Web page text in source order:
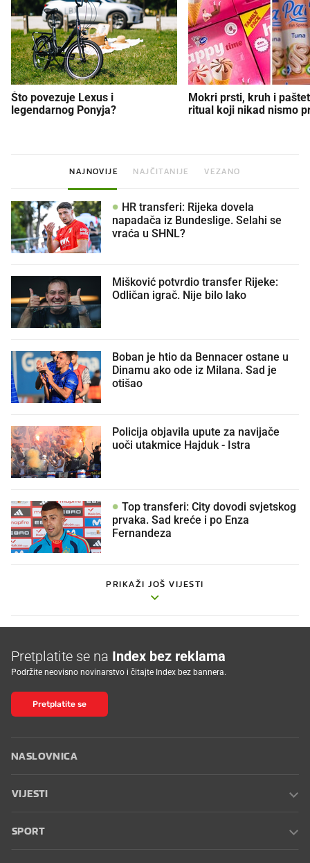
Što povezuje Lexus i
legendarnog Ponyja?
Mokri prsti, kruh i
ritual koji nikad nismo
NAJNOVIJE NAJČITANIJE VEZANO
HR transferi: Rijeka dovela
napadača iz Bundeslige. Selahi se
vraća u SHNL?
Mišković potvrdio transfer Rijeke:
Odličan igrač. Nije bilo lako
Boban je htio da Bennacer ostane u
Dinamu ako ode iz Milana. Sad je
otišao
Policija objavila upute za navijače
uoči utakmice Hajduk - Istra
Top transferi: City dovodi svjetskog
prvaka. Sad kreće i po Enza
Fernandeza
PRIKAŽI JOŠ VIJESTI
Pretplatite se na Index bez reklama
Podržite neovisno novinarstvo i čitajte Index bez bannera.
Pretplatite se
NASLOVNICA
VIJESTI
SPORT